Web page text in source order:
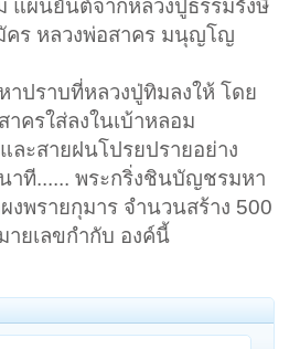
แผ่นยันต์จากหลวงปู่ธรรมรังษี
คร หลวงพ่อสาคร มนุญโญ
ปราบที่หลวงปู่ทิมลงให้ โดย
ครใส่ลงในเบ้าหลอม
ละสายฝนโปรยปรายอย่าง
าที...... พระกริ่งชินบัญชรมหา
งพรายกุมาร จำนวนสร้าง 500
ยเลขกำกับ องค์นี้